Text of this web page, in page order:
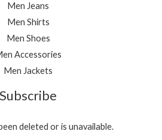
Men Jeans
Men Shirts
Men Shoes
Accessories
Men Jackets
Subscribe
deleted or is unavailable.